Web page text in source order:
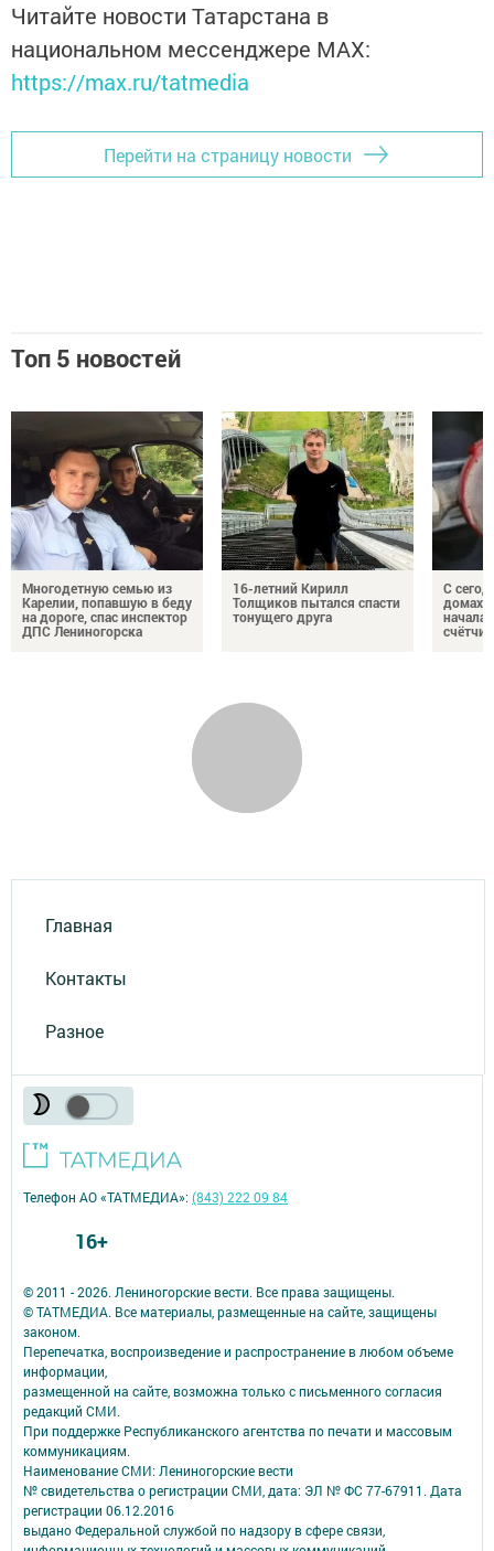
Читайте новости Татарстана в
национальном мессенджере MАХ:
https://max.ru/tatmedia
Перейти на страницу новости
Топ 5 новостей
Многодетную семью из
Карелии, попавшую в беду
на дороге, спас инспектор
ДПС Лениногорска
16-летний Кирилл
Толщиков пытался спасти
тонущего друга
С
домах
Главная
Контакты
Разное
© 2011 - 2026. Лениногорские вести. Все права защищены.
© ТАТМЕДИА. Все материалы, размещенные на сайте, защищены
законом.
Перепечатка, воспроизведение и распространение в любом объеме
информации,
размещенной на сайте, возможна только с письменного согласия
редакций СМИ.
При поддержке Республиканского агентства по печати и массовым
коммуникациям.
Наименование СМИ: Лениногорские вести
№ свидетельства о регистрации СМИ, дата: ЭЛ № ФС 77-67911. Дата
регистрации 06.12.2016
выдано Федеральной службой по надзору в сфере связи,
Телефон АО «ТАТМЕДИА»:(843) 222 09 84
16+